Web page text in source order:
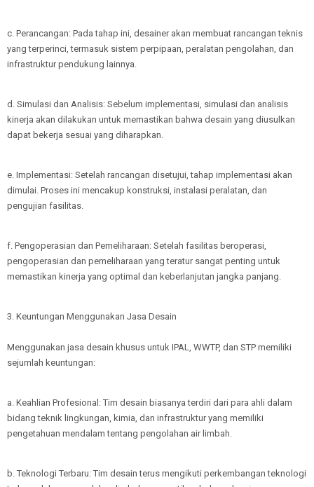
c. Perancangan: Pada tahap ini, desainer akan membuat rancangan teknis
yang terperinci, termasuk sistem perpipaan, peralatan pengolahan, dan
infrastruktur pendukung lainnya.
d. Simulasi dan Analisis: Sebelum implementasi, simulasi dan analisis
kinerja akan dilakukan untuk memastikan bahwa desain yang diusulkan
dapat bekerja sesuai yang diharapkan.
e. Implementasi: Setelah rancangan disetujui, tahap implementasi akan
dimulai. Proses ini mencakup konstruksi, instalasi peralatan, dan
pengujian fasilitas.
f. Pengoperasian dan Pemeliharaan: Setelah fasilitas beroperasi,
pengoperasian dan pemeliharaan yang teratur sangat penting untuk
memastikan kinerja yang optimal dan keberlanjutan jangka panjang.
3. Keuntungan Menggunakan Jasa Desain
Menggunakan jasa desain khusus untuk IPAL, WWTP, dan STP memiliki
sejumlah keuntungan:
a. Keahlian Profesional: Tim desain biasanya terdiri dari para ahli dalam
bidang teknik lingkungan, kimia, dan infrastruktur yang memiliki
pengetahuan mendalam tentang pengolahan air limbah.
b. Teknologi Terbaru: Tim desain terus mengikuti perkembangan teknologi